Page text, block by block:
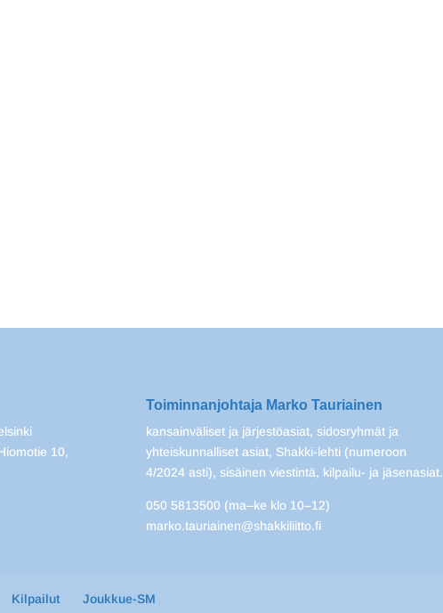
10,
Toiminnanjohtaja Marko Tauriainen
kansainväliset ja järjestöasiat, sidosryhmät ja
yhteiskunnalliset asiat, Shakki-lehti (numeroon
4/2024 asti), sisäinen viestintä, kilpailu- ja jäsenasiat.
050 5813500 (ma–ke klo 10–12)
marko.tauriainen@shakkiliitto.fi
Kilpailut Joukkue-SM